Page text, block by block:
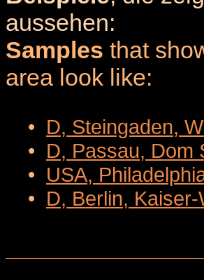
aussehen:
Samples that
area look like:
• D, Steingaden,
• D, Passau, Dom
• USA,
• D, Berlin,